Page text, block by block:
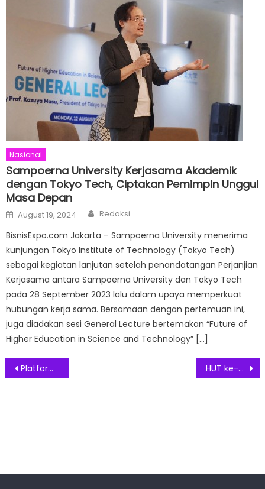
Nasional
Sampoerna University Kerjasama Akademik
dengan Tokyo Tech, Ciptakan Pemimpin Unggul
Masa Depan
Posted
on
August 19, 2024 Author
Redaksi
BisnisExpo.com Jakarta – Sampoerna University menerima
kunjungan Tokyo Institute of Technology (Tokyo Tech)
sebagai kegiatan lanjutan setelah penandatangan Perjanjian
Kerjasama antara Sampoerna University dan Tokyo Tech
pada 28 September 2023 lalu dalam upaya memperkuat
hubungan kerja sama. Bersamaan dengan pertemuan ini,
juga diadakan sesi General Lecture bertemakan “Future of
Higher Education in Science and Technology” […]
Post
Platform Properthy.com Pilihan Tepat Untuk Agen Properti Di Masa Pandemi HUT ke-7 Indodax Siapkan Hadiah Mobil Untuk Trading Contest Bitcoin dan Photo Contest